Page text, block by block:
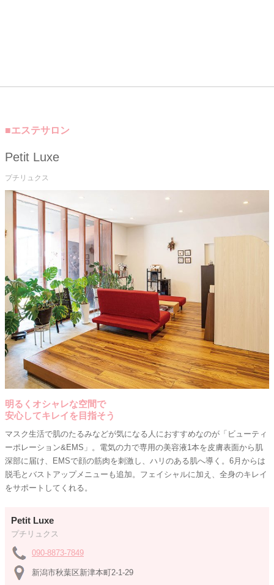
■エステサロン
Petit Luxe
プチリュクス
明るくオシャレな空間で
安心してキレイを目指そう
マスク生活で肌のたるみなどが気になる人におすすめなのが「ビューティ
ーポレーション&EMS」。電気の力で専用の美容液1本を皮膚表面から肌
深部に届け、EMSで顔の筋肉を刺激し、ハリのある肌へ導く。6月からは
脱毛とバストアップメニューも追加。フェイシャルに加え、全身のキレイ
をサポートしてくれる。
Petit Luxe
プチリュクス
090-8873-7849
新潟市秋葉区新津本町2-1-29